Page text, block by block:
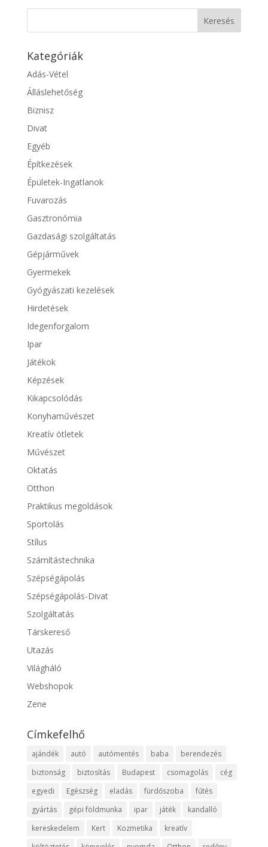
Kategóriák
Adás-Vétel
Álláslehetőség
Biznisz
Divat
Egyéb
Építkezések
Épületek-Ingatlanok
Fuvarozás
Gasztronómia
Gazdasági szolgáltatás
Gépjárművek
Gyermekek
Gyógyászati kezelések
Hirdetések
Idegenforgalom
Ipar
Játékok
Képzések
Kikapcsolódás
Konyhaművészet
Kreatív ötletek
Művészet
Oktatás
Otthon
Praktikus megoldások
Sportolás
Stílus
Számítástechnika
Szépségápolás
Szépségápolás-Divat
Szolgáltatás
Társkereső
Utazás
Világháló
Webshopok
Zene
Címkefelhő
ajándék autó autómentés baba
berendezés
biztonság
biztosítás Budapest csomagolás
cég
egyedi
Egészség eladás fürdőszoba
fűtés
gyártás
gépi földmunka ipar játék
kandalló
kereskedelem
Kert Kozmetika
kreatív